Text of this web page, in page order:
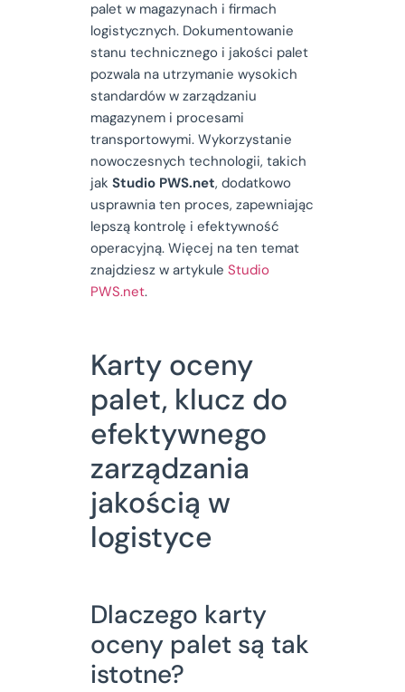
palet w magazynach i firmach
logistycznych. Dokumentowanie
stanu technicznego i jakości palet
pozwala na utrzymanie wysokich
standardów w zarządzaniu
magazynem i procesami
transportowymi. Wykorzystanie
nowoczesnych technologii, takich
jak Studio PWS.net, dodatkowo
usprawnia ten proces, zapewniając
lepszą kontrolę i efektywność
operacyjną. Więcej na ten temat
znajdziesz w artykule Studio
PWS.net.
Karty oceny
palet, klucz do
efektywnego
zarządzania
jakością w
logistyce
Dlaczego karty
oceny palet są tak
istotne?